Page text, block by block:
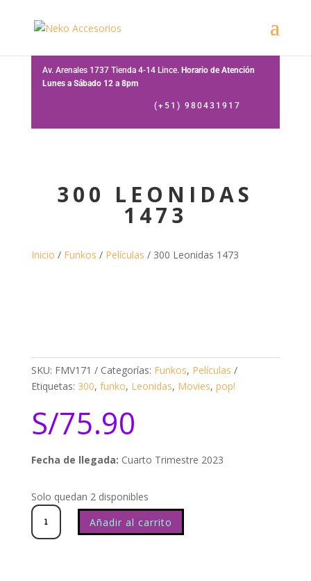
Av. Arenales 1737 Tienda 4-14 Lince. Horario de Atención
Lunes a Sábado 12 a 8pm
(+51) 980431917
300 LEONIDAS
1473
Inicio / Funkos / Películas / 300 Leonidas 1473
SKU: FMV171 Categorías: Funkos, Películas
Etiquetas: 300, funko, Leonidas, Movies, pop!
S/75.90
Fecha de llegada: Cuarto Trimestre 2023
Solo quedan 2 disponibles
300
Leonidas
1473
cantidad
Añadir al carrito